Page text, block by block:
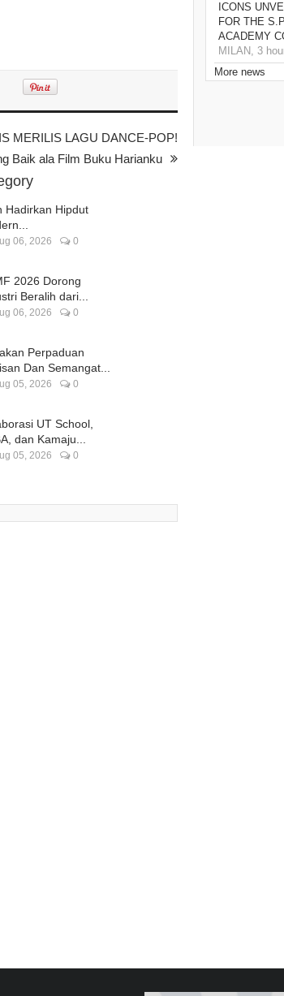
MERILIS LAGU DANCE-POP!
Baik ala Film Buku Harianku
Hadirkan Hipdut
06, 2026 0
2026 Dorong
Beralih dari...
06, 2026 0
Perpaduan
Dan Semangat...
05, 2026 0
UT School,
dan Kamaju...
05, 2026 0
ICONS
FOR THE
ACADEMY
MILAN, 3
More news